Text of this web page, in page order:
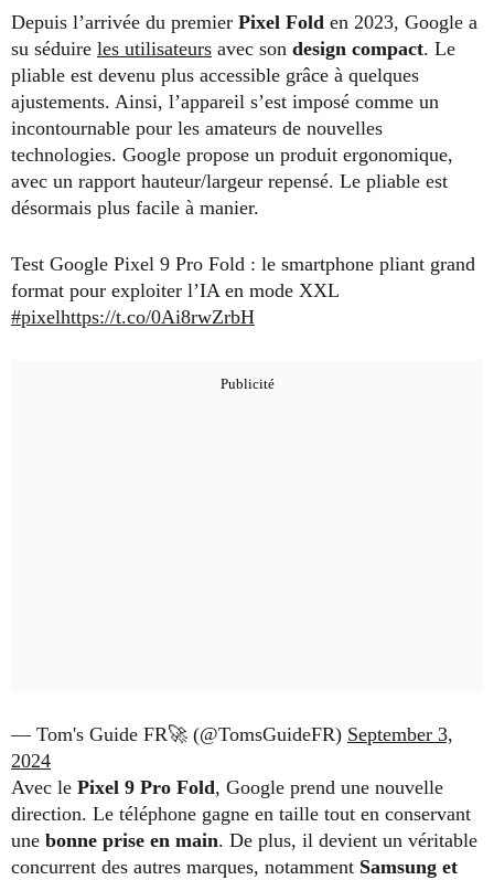
Depuis l’arrivée du premier Pixel Fold en 2023, Google a
su séduire les utilisateurs avec son design compact. Le
pliable est devenu plus accessible grâce à quelques
ajustements. Ainsi, l’appareil s’est imposé comme un
incontournable pour les amateurs de nouvelles
technologies. Google propose un produit ergonomique,
avec un rapport hauteur/largeur repensé. Le pliable est
désormais plus facile à manier.
Test Google Pixel 9 Pro Fold : le smartphone pliant grand
format pour exploiter l’IA en mode XXL
#pixelhttps://t.co/0Ai8rwZrbH
— Tom's Guide FR🚀 (@TomsGuideFR) September 3,
2024
Avec le Pixel 9 Pro Fold, Google prend une nouvelle
direction. Le téléphone gagne en taille tout en conservant
une bonne prise en main. De plus, il devient un véritable
concurrent des autres marques, notamment Samsung et